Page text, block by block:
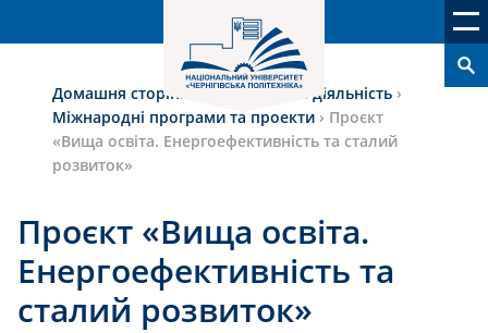
Домашня сторінка›Міжнародна діяльність ›
Міжнародні програми та проекти › Проєкт
«Вища освіта. Енергоефективність та сталий
розвиток»
Проєкт «Вища освіта.
Енергоефективність та
сталий розвиток»